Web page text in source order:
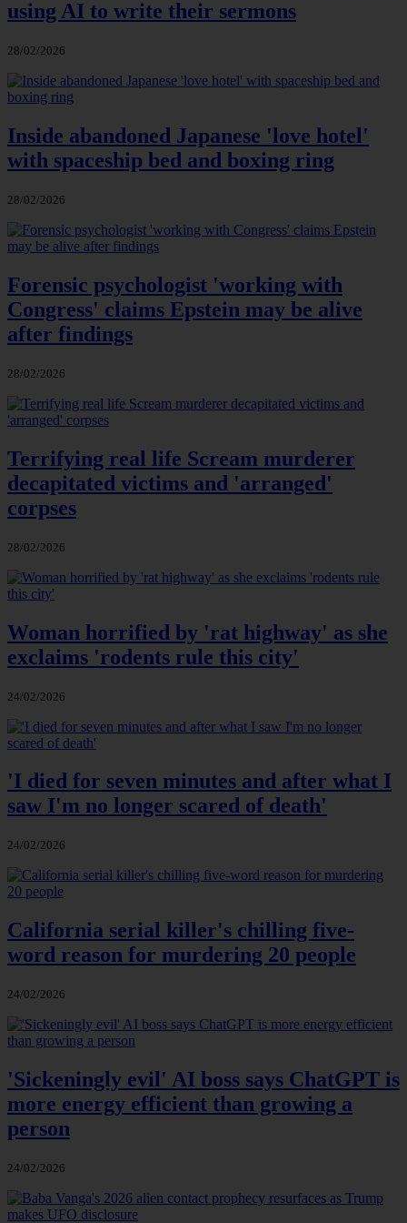
using AI to write their sermons
28/02/2026
Inside abandoned Japanese 'love hotel'
with spaceship bed and boxing ring
28/02/2026
Forensic psychologist 'working with
Congress' claims Epstein may be alive
after findings
28/02/2026
Terrifying real life Scream murderer
decapitated victims and 'arranged'
corpses
28/02/2026
Woman horrified by 'rat highway' as she
exclaims 'rodents rule this city'
24/02/2026
'I died for seven minutes and after what I
saw I'm no longer scared of death'
24/02/2026
California serial killer's chilling five-
word reason for murdering 20 people
24/02/2026
'Sickeningly evil' AI boss says ChatGPT is
more energy efficient than growing a
person
24/02/2026